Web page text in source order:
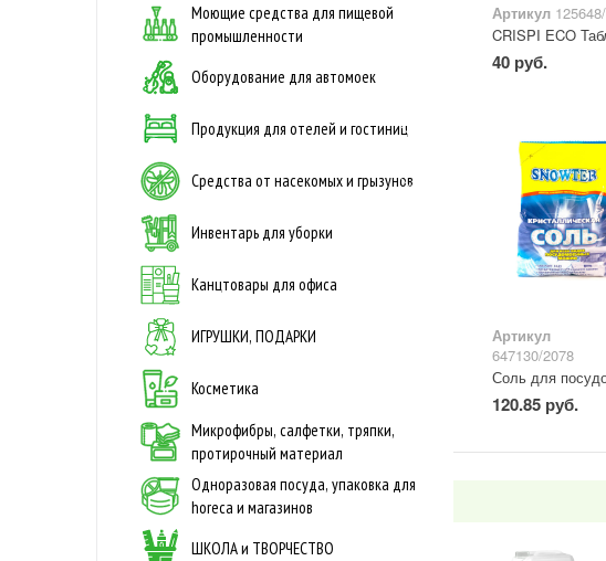
Моющие средства для пищевой
промышленности
Оборудование для автомоек
Продукция для отелей и гостиниц
Средства от насекомых и грызунов
Инвентарь для уборки
Канцтовары для офиса
ИГРУШКИ, ПОДАРКИ
Косметика
Микрофибры, салфетки, тряпки,
протирочный материал
Одноразовая посуда, упаковка для
horeca и магазинов
ШКОЛА и ТВОРЧЕСТВО
Артикул
40 руб.
Артикул
647130/2078
120.85 руб.